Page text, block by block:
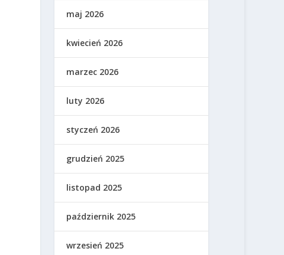
maj 2026
kwiecień 2026
marzec 2026
luty 2026
styczeń 2026
grudzień 2025
listopad 2025
październik 2025
wrzesień 2025